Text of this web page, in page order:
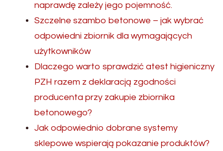
naprawdę zależy jego pojemność.
Szczelne szambo betonowe – jak wybrać
odpowiedni zbiornik dla wymagających
użytkowników
Dlaczego warto sprawdzić atest higieniczny
PZH razem z deklaracją zgodności
producenta przy zakupie zbiornika
betonowego?
Jak odpowiednio dobrane systemy
sklepowe wspierają pokazanie produktów?